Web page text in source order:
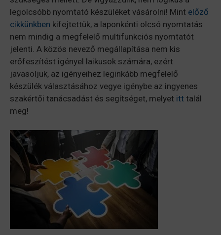
legolcsóbb nyomtató készüléket vásárolni! Mint előző
cikkünkben kifejtettük, a laponkénti olcsó nyomtatás
nem mindig a megfelelő multifunkciós nyomtatót
jelenti. A közös nevező megállapítása nem kis
erőfeszítést igényel laikusok számára, ezért
javasoljuk, az igényeihez leginkább megfelelő
készülék választásához vegye igénybe az ingyenes
szakértői tanácsadást és segítséget, melyet itt talál
meg!